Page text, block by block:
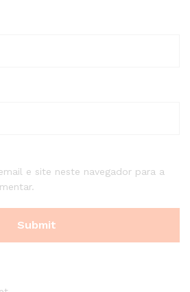
e site neste navegador para a